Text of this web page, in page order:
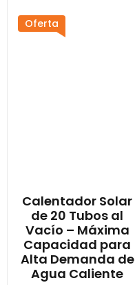
Oferta
Calentador Solar
de 20 Tubos al
Vacío – Máxima
Capacidad para
Alta Demanda de
Agua Caliente